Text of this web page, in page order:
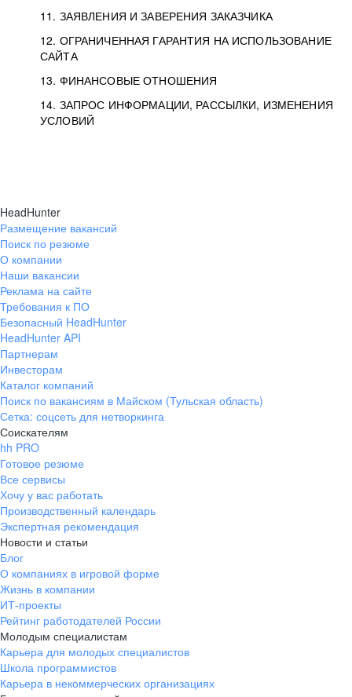
11. ЗАЯВЛЕНИЯ И ЗАВЕРЕНИЯ ЗАКАЗЧИКА
12. ОГРАНИЧЕННАЯ ГАРАНТИЯ НА ИСПОЛЬЗОВАНИЕ
САЙТА
13. ФИНАНСОВЫЕ ОТНОШЕНИЯ
14. ЗАПРОС ИНФОРМАЦИИ, РАССЫЛКИ, ИЗМЕНЕНИЯ
УСЛОВИЙ
HeadHunter
Размещение вакансий
Поиск по резюме
О компании
Наши вакансии
Реклама на сайте
Требования к ПО
Безопасный HeadHunter
HeadHunter API
Партнерам
Инвесторам
Каталог компаний
Поиск по вакансиям в Майском (Тульская область)
Сетка: соцсеть для нетворкинга
Соискателям
hh PRO
Готовое резюме
Все сервисы
Хочу у вас работать
Производственный календарь
Экспертная рекомендация
Новости и статьи
Блог
О компаниях в игровой форме
Жизнь в компании
ИТ-проекты
Рейтинг работодателей России
Молодым специалистам
Карьера для молодых специалистов
Школа программистов
Карьера в некоммерческих организациях